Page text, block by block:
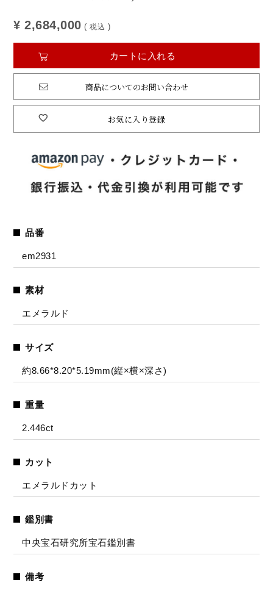
¥ 2,684,000 税込
お気に入り登録
カートに入れる
商品についてのお問い合わせ
品番
em2931
素材
エメラルド
サイズ
約8.66*8.20*5.19mm(縦×横×深さ)
重量
2.446ct
カット
エメラルドカット
鑑別書
中央宝石研究所宝石鑑別書
備考